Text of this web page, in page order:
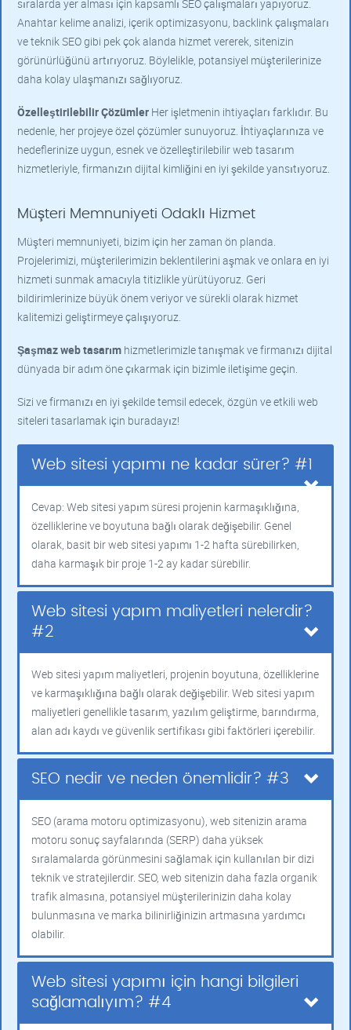
sıralarda yer alması için kapsamlı SEO çalışmaları yapıyoruz.
Anahtar kelime analizi, içerik optimizasyonu, backlink çalışmaları
ve teknik SEO gibi pek çok alanda hizmet vererek, sitenizin
görünürlüğünü artırıyoruz. Böylelikle, potansiyel müşterilerinize
daha kolay ulaşmanızı sağlıyoruz.
Özelleştirilebilir Çözümler Her işletmenin ihtiyaçları farklıdır. Bu
nedenle, her projeye özel çözümler sunuyoruz. İhtiyaçlarınıza ve
hedeflerinize uygun, esnek ve özelleştirilebilir web tasarım
hizmetleriyle, firmanızın dijital kimliğini en iyi şekilde yansıtıyoruz.
Müşteri Memnuniyeti Odaklı Hizmet
Müşteri memnuniyeti, bizim için her zaman ön planda.
Projelerimizi, müşterilerimizin beklentilerini aşmak ve onlara en iyi
hizmeti sunmak amacıyla titizlikle yürütüyoruz. Geri
bildirimlerinize büyük önem veriyor ve sürekli olarak hizmet
kalitemizi geliştirmeye çalışıyoruz.
Şaşmaz web tasarım hizmetlerimizle tanışmak ve firmanızı dijital
dünyada bir adım öne çıkarmak için bizimle iletişime geçin.
Sizi ve firmanızı en iyi şekilde temsil edecek, özgün ve etkili web
siteleri tasarlamak için buradayız!
Web sitesi yapımı ne kadar sürer? #1
Cevap: Web sitesi yapım süresi projenin karmaşıklığına,
özelliklerine ve boyutuna bağlı olarak değişebilir. Genel
olarak, basit bir web sitesi yapımı 1-2 hafta sürebilirken,
daha karmaşık bir proje 1-2 ay kadar sürebilir.
Web sitesi yapım maliyetleri nelerdir?
#2
Web sitesi yapım maliyetleri, projenin boyutuna, özelliklerine
ve karmaşıklığına bağlı olarak değişebilir. Web sitesi yapım
maliyetleri genellikle tasarım, yazılım geliştirme, barındırma,
alan adı kaydı ve güvenlik sertifikası gibi faktörleri içerebilir.
SEO nedir ve neden önemlidir? #3
SEO (arama motoru optimizasyonu), web sitenizin arama
motoru sonuç sayfalarında (SERP) daha yüksek
sıralamalarda görünmesini sağlamak için kullanılan bir dizi
teknik ve stratejilerdir. SEO, web sitenizin daha fazla organik
trafik almasına, potansiyel müşterilerinizin daha kolay
bulunmasına ve marka bilinirliğinizin artmasına yardımcı
olabilir.
Web sitesi yapımı için hangi bilgileri
sağlamalıyım? #4